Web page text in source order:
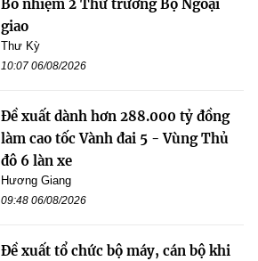
Bổ nhiệm 2 Thứ trưởng Bộ Ngoại
giao
Thư Kỳ
10:07 06/08/2026
Đề xuất dành hơn 288.000 tỷ đồng
làm cao tốc Vành đai 5 - Vùng Thủ
đô 6 làn xe
Hương Giang
09:48 06/08/2026
Đề xuất tổ chức bộ máy, cán bộ khi